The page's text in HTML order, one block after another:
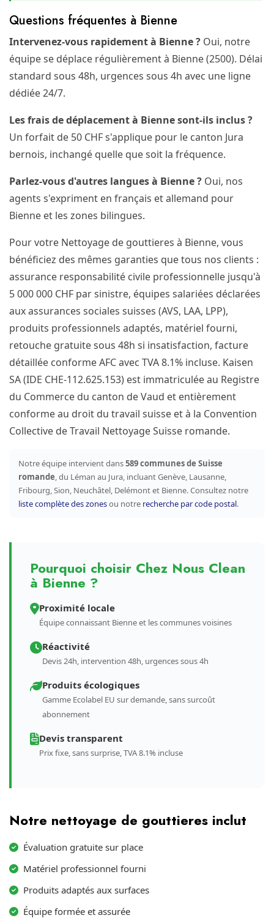
Questions fréquentes à Bienne
Intervenez-vous rapidement à Bienne ? Oui, notre
équipe se déplace régulièrement à Bienne (2500). Délai
standard sous 48h, urgences sous 4h avec une ligne
dédiée 24/7.
Les frais de déplacement à Bienne sont-ils inclus ?
Un forfait de 50 CHF s'applique pour le canton Jura
bernois, inchangé quelle que soit la fréquence.
Parlez-vous d'autres langues à Bienne ? Oui, nos
agents s'expriment en français et allemand pour
Bienne et les zones bilingues.
Pour votre Nettoyage de gouttieres à Bienne, vous
bénéficiez des mêmes garanties que tous nos clients :
assurance responsabilité civile professionnelle jusqu'à
5 000 000 CHF par sinistre, équipes salariées déclarées
aux assurances sociales suisses (AVS, LAA, LPP),
produits professionnels adaptés, matériel fourni,
retouche gratuite sous 48h si insatisfaction, facture
détaillée conforme AFC avec TVA 8.1% incluse. Kaisen
SA (IDE CHE-112.625.153) est immatriculée au Registre
du Commerce du canton de Vaud et entièrement
conforme au droit du travail suisse et à la Convention
Collective de Travail Nettoyage Suisse romande.
Notre équipe intervient dans589 communes de Suisse
romande, du Léman au Jura, incluant Genève, Lausanne,
Fribourg, Sion, Neuchâtel, Delémont et Bienne. Consultez notre
liste complète des zonesou notre recherche par code postal.
Pourquoi choisir Chez Nous Clean
à Bienne ?
Proximité locale
Équipe connaissant Bienne et les communes voisines
Réactivité
Devis 24h, intervention 48h, urgences sous 4h
Produits écologiques
Gamme Ecolabel EU sur demande, sans surcoût
abonnement
Devis transparent
Prix fixe, sans surprise, TVA 8.1% incluse
Notre nettoyage de gouttieres inclut
Évaluation gratuite sur place
Matériel professionnel fourni
Produits adaptés aux surfaces
Équipe formée et assurée